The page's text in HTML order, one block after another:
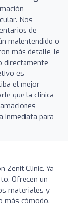
Nos
de
malentendido o
más detalle, le
directamente
es
el mejor
que la clinica
inmediata para
Zenit Clinic. Ya
Ofrecen un
materiales y
más cómodo.